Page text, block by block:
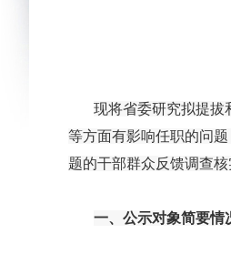
现将省委研究拟提拔
等方面有影响任职的问
题的干部群众反馈调查
一、公示对象简要情